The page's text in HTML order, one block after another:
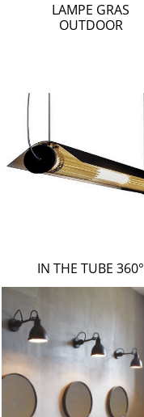
LAMPE GRAS
OUTDOOR
IN THE TUBE 360°